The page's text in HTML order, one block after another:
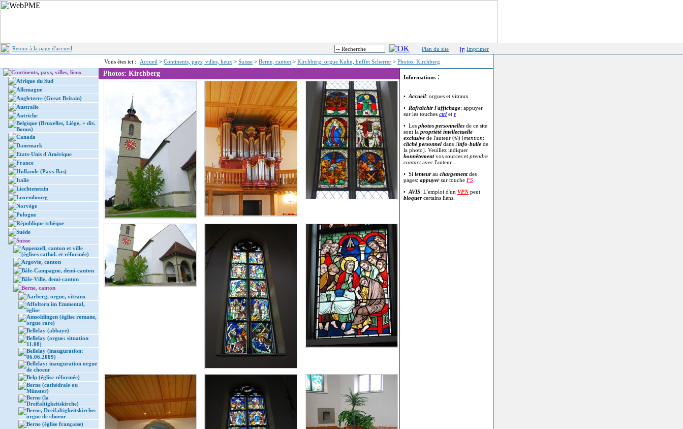
Retour à la page d'accueil Plan du site Imprimer
Vous êtes ici : Accueil > Continents, pays, villes, lieux > Suisse > Berne, canton > Kirchberg: orgue Kuhn, buffet Scherrer > Photos: Kirchberg
Continents, pays, villes, lieux
Afrique du Sud
Allemagne
Angleterre (Great Britain)
Australie
Autriche
Belgique (Bruxelles, Liège, + div.
Bonus)
Canada
Danemark
Etats-Unis d'Amérique
France
Hollande (Pays-Bas)
Italie
Liechtenstein
Luxembourg
Norvège
Pologne
République tchèque
Suède
Suisse
Appenzell, canton et ville
(églises cathol. et réformée)
Argovie, canton
Bâle-Campagne, demi-canton
Bâle-Ville, demi-canton
Berne, canton
Aarberg, orgue, vitraux
Affoltern im Emmental,
église
Amsoldingen (église romane,
orgue rare)
Bellelay (abbaye)
Bellelay (orgue: situation
11.08)
Bellelay (inauguration:
06.06.2009)
Bellelay: inauguration orgue
de choeur
Belp (église réformée)
Berne (cathédrale ou
Münster)
Berne (la
Dreifaltigkeitskirche)
Berne, Dreifaltigkeitskirche:
orgue de choeur
Berne (église française)
Photos: Kirchberg Informations :
• Accueil: orgues et vitraux
• Rafraîchir l'affichage: appuyer
sur les touches ctrl et r
• Les photos personnelles de ce site
sont la propriété intellectuelle
exclusive de l'auteur (©) [mention:
cliché personnel dans l'info-bulle de
la photo]. Veuillez indiquer
honnêtementvos sources et prendre
contactavec l'auteur...
• Si lenteurau chargementdes
pages: appuyersur touche F5
• AVIS: L'emploi d'un VPNpeut
bloquercertains liens.